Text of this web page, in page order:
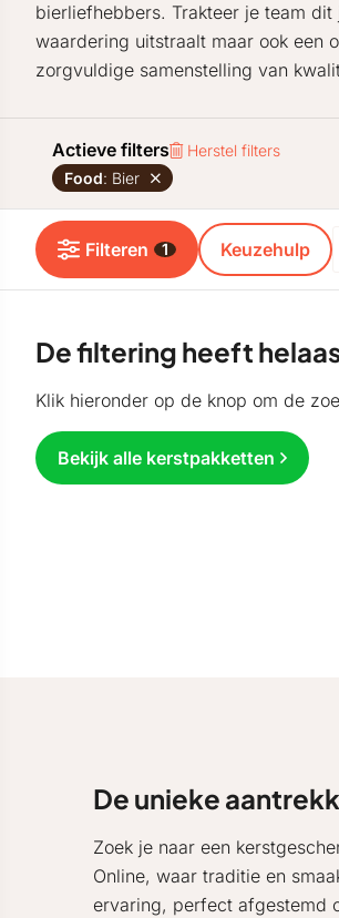
bierliefhebbers. Trakteer je team
waardering uitstraalt maar ook een
zorgvuldige samenstelling van
Actieve filters
Herstel filters
Food: Bier
Filteren 1 Keuzehulp
De filtering heeft
Klik hieronder op de knop om de
Bekijk alle kerstpakketten
De unieke
Zoek je naar een
Online, waar traditie en
ervaring, perfect afgestemd